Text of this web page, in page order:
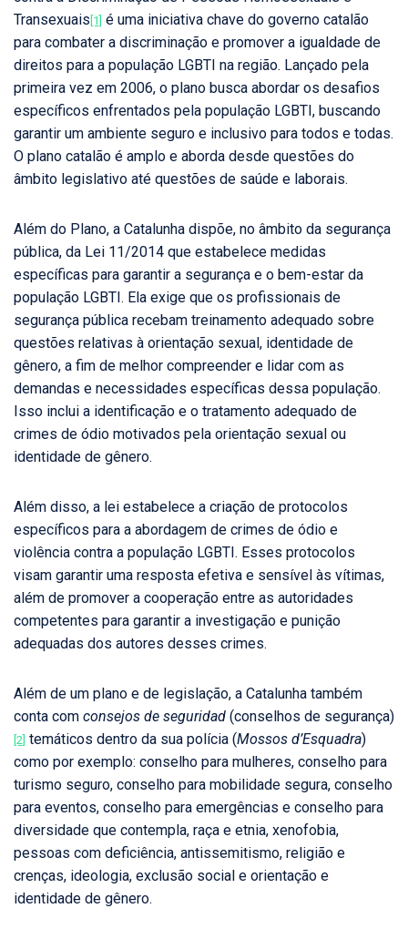
Transexuais [1] é uma iniciativa chave do governo catalão
para combater a discriminação e promover a igualdade de
direitos para a população LGBTI na região. Lançado pela
primeira vez em 2006, o plano busca abordar os desafios
específicos enfrentados pela população LGBTI, buscando
garantir um ambiente seguro e inclusivo para todos e todas.
O plano catalão é amplo e aborda desde questões do
âmbito legislativo até questões de saúde e laborais.
Além do Plano, a Catalunha dispõe, no âmbito da segurança
pública, da Lei 11/2014 que estabelece medidas
específicas para garantir a segurança e o bem-estar da
população LGBTI. Ela exige que os profissionais de
segurança pública recebam treinamento adequado sobre
questões relativas à orientação sexual, identidade de
gênero, a fim de melhor compreender e lidar com as
demandas e necessidades específicas dessa população.
Isso inclui a identificação e o tratamento adequado de
crimes de ódio motivados pela orientação sexual ou
identidade de gênero.
Além disso, a lei estabelece a criação de protocolos
específicos para a abordagem de crimes de ódio e
violência contra a população LGBTI. Esses protocolos
visam garantir uma resposta efetiva e sensível às vítimas,
além de promover a cooperação entre as autoridades
competentes para garantir a investigação e punição
adequadas dos autores desses crimes.
Além de um plano e de legislação, a Catalunha também
conta com consejos de seguridad (conselhos de segurança)
[2] temáticos dentro da sua polícia (Mossos d’Esquadra)
como por exemplo: conselho para mulheres, conselho para
turismo seguro, conselho para mobilidade segura, conselho
para eventos, conselho para emergências e conselho para
diversidade que contempla, raça e etnia, xenofobia,
pessoas com deficiência, antissemitismo, religião e
crenças, ideologia, exclusão social e orientação e
identidade de gênero.